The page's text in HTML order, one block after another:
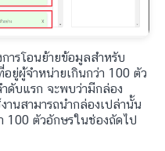
ารโอนย้ายข้อมูลสำหรับ
ยู่ผู้จำหน่ายเกินกว่า 100 ตัว
ดับแรก จะพบว่ามีกล่อง
นสามารถนำกล่องเปล่านั้น
100 ตัวอักษรในช่องถัดไป